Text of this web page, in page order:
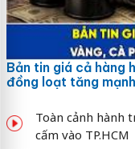
Bản tin giá cả hàng
đồng loạt tăng mạnh
Toàn cảnh hành
cấm vào TP.HCM